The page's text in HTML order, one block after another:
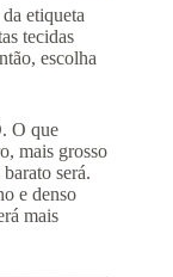
etiqueta
tecidas
escolha
O que
mais grosso
será.
e denso
mais